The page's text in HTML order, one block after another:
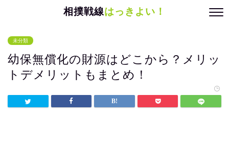
相撲戦線はっきよい！
未分類
幼保無償化の財源はどこから？メリッ
トデメリットもまとめ！